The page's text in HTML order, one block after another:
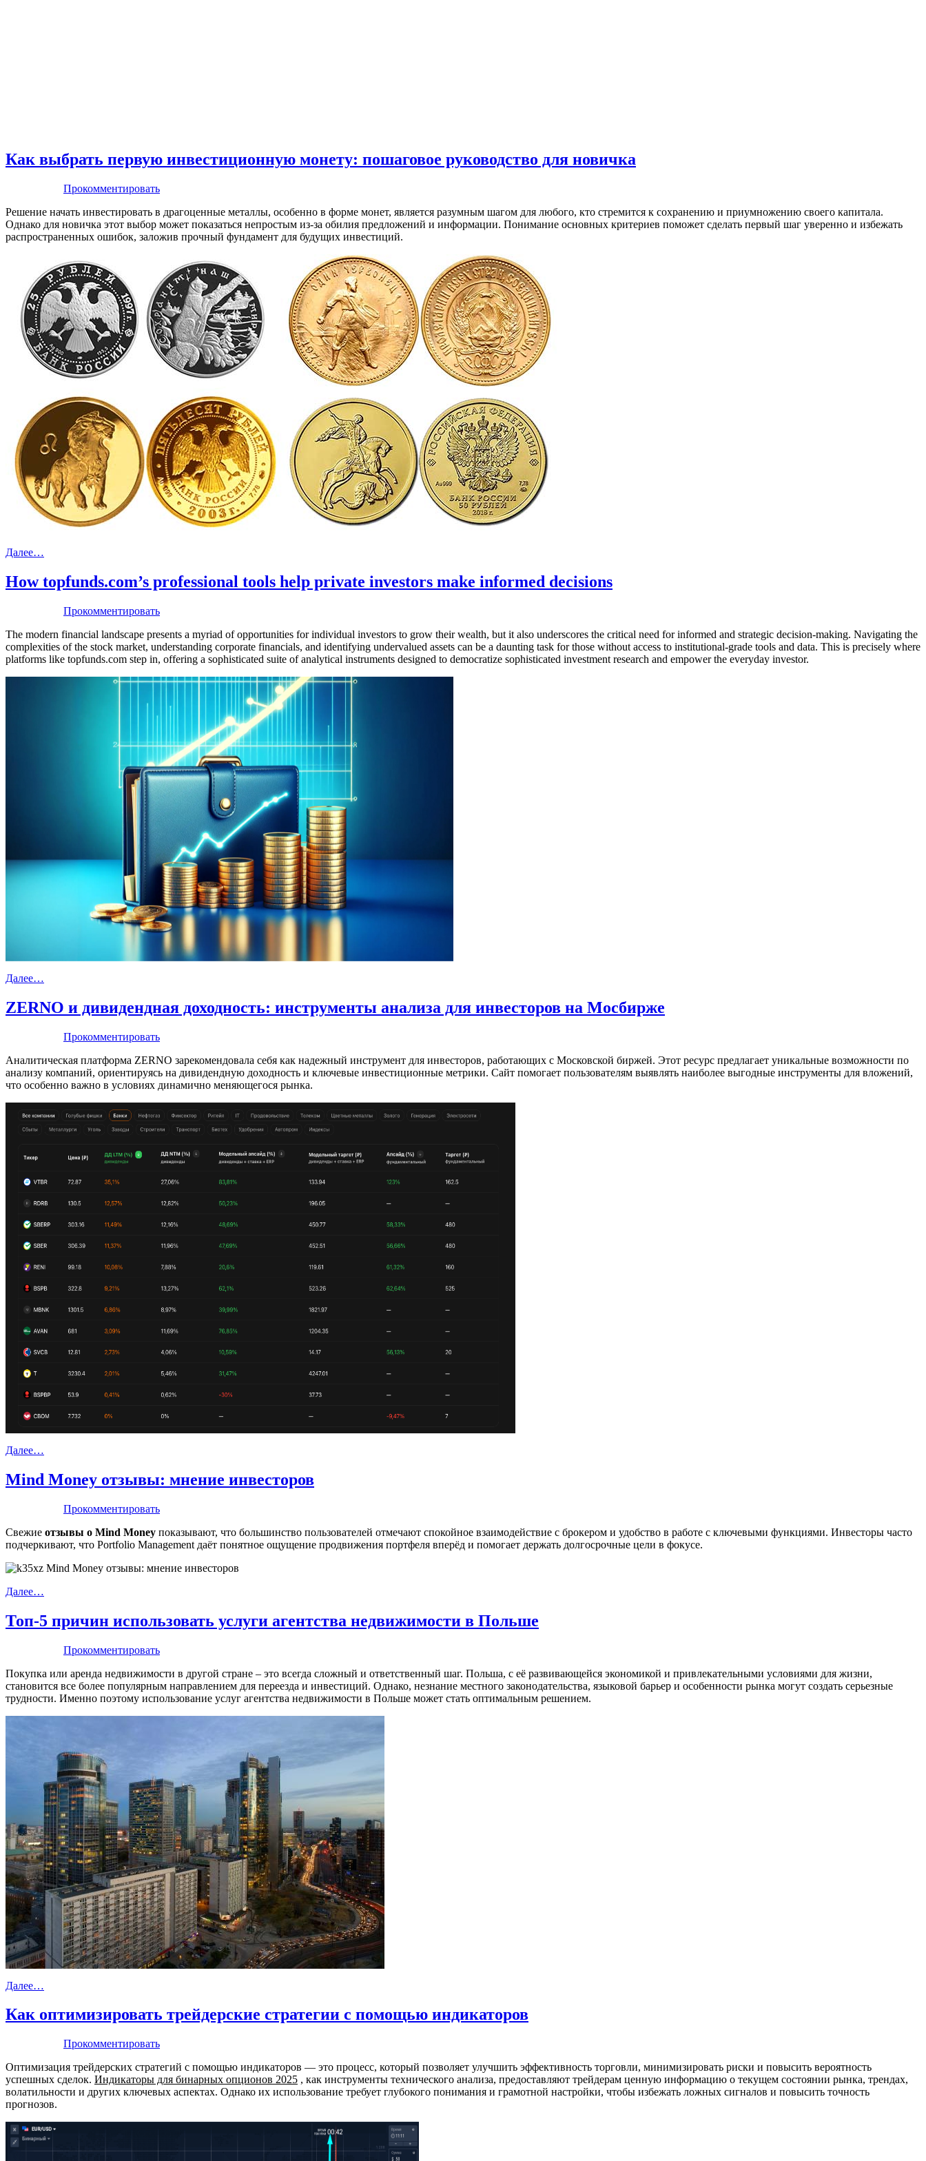
Как выбрать первую инвестиционную монету: пошаговое руководство для новичка
Прокомментировать
Решение начать инвестировать в драгоценные металлы, особенно в форме монет, является разумным шагом для любого, кто стремится к сохранению и приумножению своего капитала.
Однако для новичка этот выбор может показаться непростым из-за обилия предложений и информации. Понимание основных критериев поможет сделать первый шаг уверенно и избежать
распространенных ошибок, заложив прочный фундамент для будущих инвестиций.
Далее…
How topfunds.com’s professional tools help private investors make informed decisions
Прокомментировать
The modern financial landscape presents a myriad of opportunities for individual investors to grow their wealth, but it also underscores the critical need for informed and strategic decision-making. Navigating the
complexities of the stock market, understanding corporate financials, and identifying undervalued assets can be a daunting task for those without access to institutional-grade tools and data. This is precisely where
platforms like topfunds.com step in, offering a sophisticated suite of analytical instruments designed to democratize sophisticated investment research and empower the everyday investor.
Далее…
ZERNO и дивидендная доходность: инструменты анализа для инвесторов на Мосбирже
Прокомментировать
Аналитическая платформа ZERNO зарекомендовала себя как надежный инструмент для инвесторов, работающих с Московской биржей. Этот ресурс предлагает уникальные возможности по
анализу компаний, ориентируясь на дивидендную доходность и ключевые инвестиционные метрики. Сайт помогает пользователям выявлять наиболее выгодные инструменты для вложений,
что особенно важно в условиях динамично меняющегося рынка.
Далее…
Mind Money отзывы: мнение инвесторов
Прокомментировать
Свежие отзывы о Mind Money показывают, что большинство пользователей отмечают спокойное взаимодействие с брокером и удобство в работе с ключевыми функциями. Инвесторы часто
подчеркивают, что Portfolio Management даёт понятное ощущение продвижения портфеля вперёд и помогает держать долгосрочные цели в фокусе.
Далее…
Топ-5 причин использовать услуги агентства недвижимости в Польше
Прокомментировать
Покупка или аренда недвижимости в другой стране – это всегда сложный и ответственный шаг. Польша, с её развивающейся экономикой и привлекательными условиями для жизни,
становится все более популярным направлением для переезда и инвестиций. Однако, незнание местного законодательства, языковой барьер и особенности рынка могут создать серьезные
трудности. Именно поэтому использование услуг агентства недвижимости в Польше может стать оптимальным решением.
Далее…
Как оптимизировать трейдерские стратегии с помощью индикаторов
Прокомментировать
Оптимизация трейдерских стратегий с помощью индикаторов — это процесс, который позволяет улучшить эффективность торговли, минимизировать риски и повысить вероятность
успешных сделок. Индикаторы для бинарных опционов 2025 , как инструменты технического анализа, предоставляют трейдерам ценную информацию о текущем состоянии рынка, трендах,
волатильности и других ключевых аспектах. Однако их использование требует глубокого понимания и грамотной настройки, чтобы избежать ложных сигналов и повысить точность
прогнозов.